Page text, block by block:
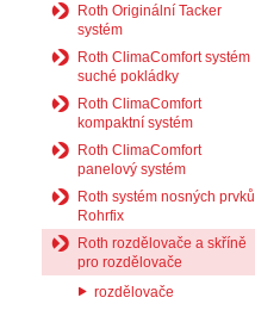
Roth Originální Tacker
systém
Roth ClimaComfort systém
suché pokládky
Roth ClimaComfort
kompaktní systém
Roth ClimaComfort
panelový systém
Roth systém nosných prvků
Rohrfix
Roth rozdělovače a skříně
pro rozdělovače
rozdělovače